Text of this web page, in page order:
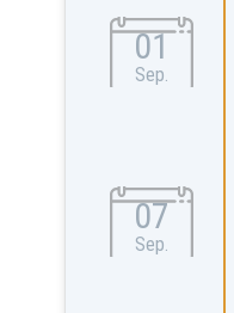
01
Sep.
07
Sep.